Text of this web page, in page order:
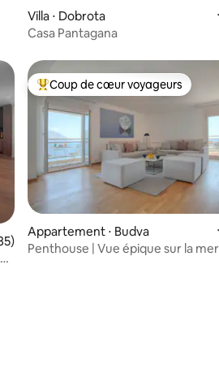
Villa ⋅ Dobrota
Casa Pantagana
moyenne sur la base de 85
Coups de cœur voyageurs les
Coup de cœur voyageurs
Appartement ⋅ Budva
Penthouse | Vue épique sur la